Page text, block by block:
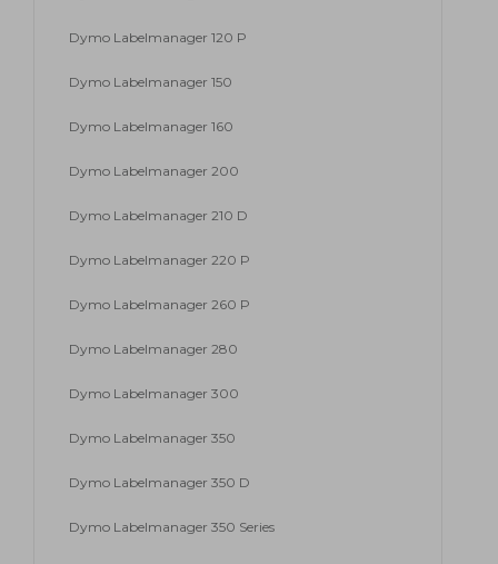
Dymo Labelmanager 120 P
Dymo Labelmanager 150
Dymo Labelmanager 160
Dymo Labelmanager 200
Dymo Labelmanager 210 D
Dymo Labelmanager 220 P
Dymo Labelmanager 260 P
Dymo Labelmanager 280
Dymo Labelmanager 300
Dymo Labelmanager 350
Dymo Labelmanager 350 D
Dymo Labelmanager 350 Series